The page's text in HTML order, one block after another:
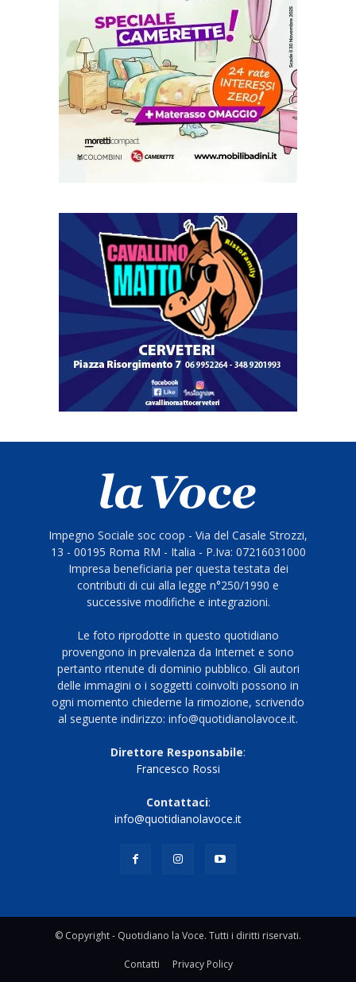
Impegno Sociale soc coop - Via del Casale Strozzi,
13 - 00195 Roma RM - Italia - P.Iva: 07216031000
Impresa beneficiaria per questa testata dei
contributi di cui alla legge n°250/1990 e
successive modifiche e integrazioni.
Le foto riprodotte in questo quotidiano
provengono in prevalenza da Internet e sono
pertanto ritenute di dominio pubblico. Gli autori
delle immagini o i soggetti coinvolti possono in
ogni momento chiederne la rimozione, scrivendo
al seguente indirizzo: info@quotidianolavoce.it.
Direttore Responsabile:
Francesco Rossi
Contattaci:
info@quotidianolavoce.it
© Copyright - Quotidiano la Voce. Tutti i diritti riservati.
Contatti Privacy Policy